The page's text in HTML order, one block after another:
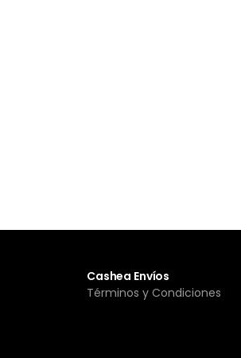
Cashea Envíos
Términos y Condiciones